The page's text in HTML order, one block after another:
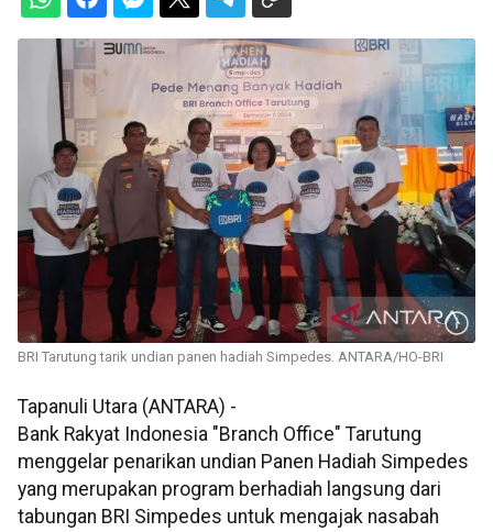
BRI Tarutung tarik undian panen hadiah Simpedes. ANTARA/HO-BRI
Tapanuli Utara (ANTARA) -
Bank Rakyat Indonesia "Branch Office" Tarutung
menggelar penarikan undian Panen Hadiah Simpedes
yang merupakan program berhadiah langsung dari
tabungan BRI Simpedes untuk mengajak nasabah